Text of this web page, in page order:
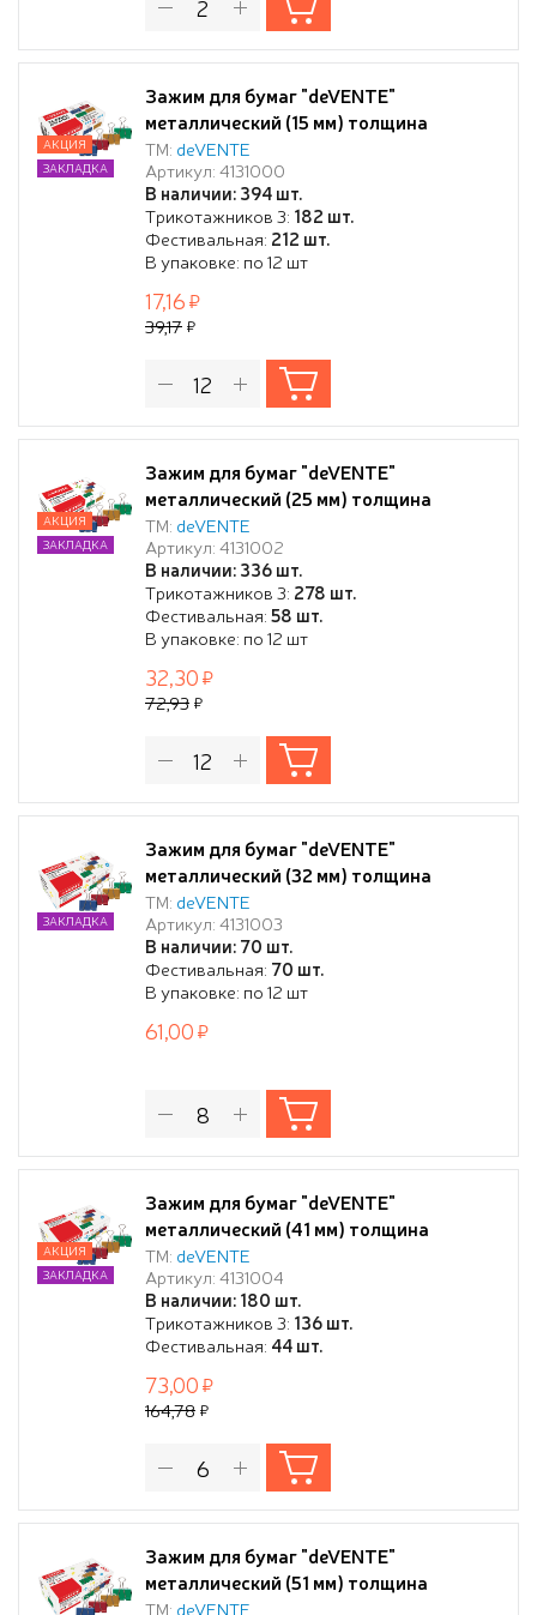
Зажим для бумаг "deVENTE"
металлический (15 мм) толщина
скрепления до 5 мм, цветной ассорти, 12
шт в картонной коробке
ТМ: deVENTE
Артикул: 4131000
В наличии: 394 шт.
Трикотажников 3: 182 шт.
Фестивальная: 212 шт.
В упаковке: по 12 шт
АКЦИЯ
ЗАКЛАДКА
17,16
39,17
Зажим для бумаг "deVENTE"
металлический (25 мм) толщина
скрепления до 10 мм, цветной ассорти,
12 шт в картонной коробке
ТМ: deVENTE
Артикул: 4131002
В наличии: 336 шт.
Трикотажников 3: 278 шт.
Фестивальная:58 шт.
В упаковке: по 12 шт
АКЦИЯ
ЗАКЛАДКА
32,30
72,93
Зажим для бумаг "deVENTE"
металлический (32 мм) толщина
скрепления до 13,5 мм, цветной
ассорти, 12 шт в картонной коробке
ТМ: deVENTE
Артикул: 4131003
В наличии: 70 шт.
Фестивальная: 70 шт.
В упаковке: по 12 шт
ЗАКЛАДКА
61,00
Зажим для бумаг "deVENTE"
металлический (41 мм) толщина
скрепления до 17 мм, цветной ассорти,
12 шт в картонной коробке
ТМ: deVENTE
Артикул: 4131004
В наличии: 180 шт.
Трикотажников 3: 136 шт.
Фестивальная: 44 шт.
АКЦИЯ
ЗАКЛАДКА
73,00
164,78
Зажим для бумаг "deVENTE"
металлический (51 мм) толщина
скрепления до 21,5 мм, цветной
ТМ: deVENTE